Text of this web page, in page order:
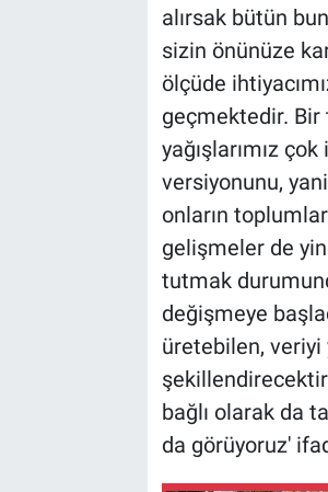
alırsak bütün
sizin önünüze
ölçüde
geçmektedir. Bir
yağışlarımız
versiyonunu,
onların
gelişmeler de
tutmak
değişmeye
üretebilen,
bağlı olarak da
da görüyoruz'